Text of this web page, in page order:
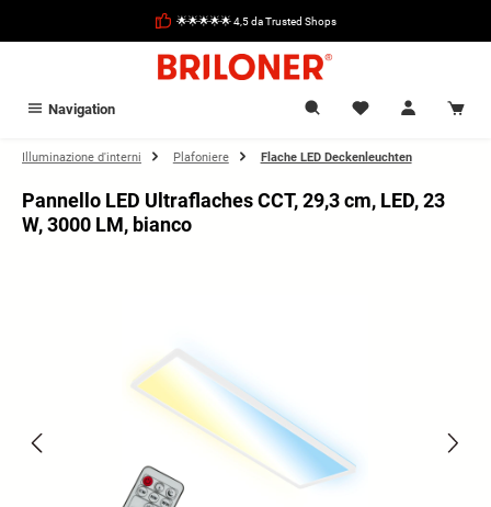
🌟🌟🌟🌟🌟 4,5 da Trusted Shops
Navigation
Illuminazione d'interni Plafoniere Flache LED Deckenleuchten
Pannello LED Ultraflaches CCT, 29,3 cm, LED, 23
W, 3000 LM, bianco